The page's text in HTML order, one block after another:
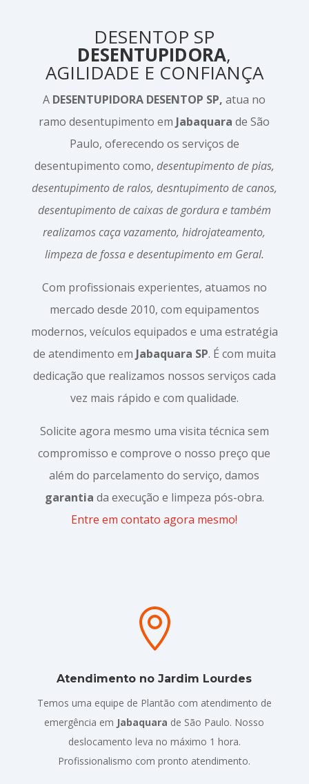
DESENTOP SP
DESENTUPIDORA,
AGILIDADE E CONFIANÇA
A DESENTUPIDORA DESENTOP SP,atua no
ramo desentupimento em Jabaquara de São
Paulo, oferecendo os serviços de
desentupimento como, desentupimento de pias,
desentupimento de ralos, desntupimento de canos,
desentupimento de caixas de gordura e também
realizamos caça vazamento, hidrojateamento,
limpeza de fossa e desentupimento em Geral.
Com profissionais experientes, atuamos no
mercado desde 2010, com equipamentos
modernos, veículos equipados e uma estratégia
de atendimento em Jabaquara SP. É com muita
dedicação que realizamos nossos serviços cada
vez mais rápido e com qualidade.
Solicite agora mesmo uma visita técnica sem
compromisso e comprove o nosso preço que
além do parcelamento do serviço, damos
garantia da execução e limpeza pós-obra.
Entre em contato agora mesmo!

Atendimento no Jardim Lourdes
Temos uma equipe de Plantão com atendimento de
emergência em Jabaquara de São Paulo. Nosso
deslocamento leva no máximo 1 hora.
Profissionalismo com pronto atendimento.